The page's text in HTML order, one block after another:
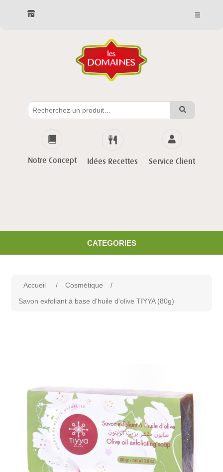
Notre Concept Idées Recettes Service Client
CATEGORIES
Accueil / Cosmétique
/
Savon exfoliant à base d'huile d'olive TIYYA (80g)